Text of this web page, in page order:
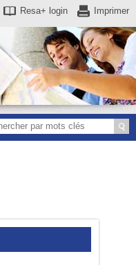
Imprimer
Resa+ login